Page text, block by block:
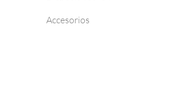
Accesorios